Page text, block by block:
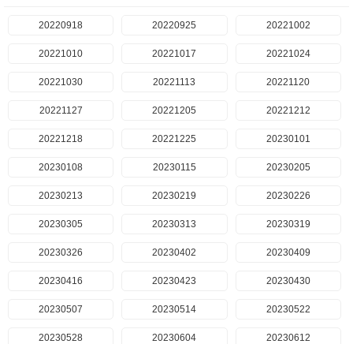
20220918 20220925 20221002
20221010 20221017 20221024
20221030 20221113 20221120
20221127 20221205 20221212
20221218 20221225 20230101
20230108 20230115 20230205
20230213 20230219 20230226
20230305 20230313 20230319
20230326 20230402 20230409
20230416 20230423 20230430
20230507 20230514 20230522
20230528 20230604 20230612